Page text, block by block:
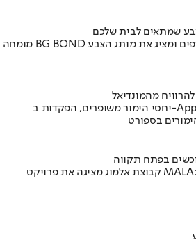
שמתאים לבית שלכם
מהמונדיאל
בספורט
בפתח תקווה
קבוצת אלמוג מציגה את פרויקט MALA: מגדלי הפרימיום האחרונים